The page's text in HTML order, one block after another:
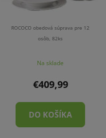
ROCOCO obedová súprava pre 12
osôb, 82ks
Na sklade
€409,99
DO KOŠÍKA